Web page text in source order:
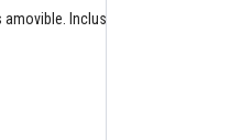
amovible. Inclus